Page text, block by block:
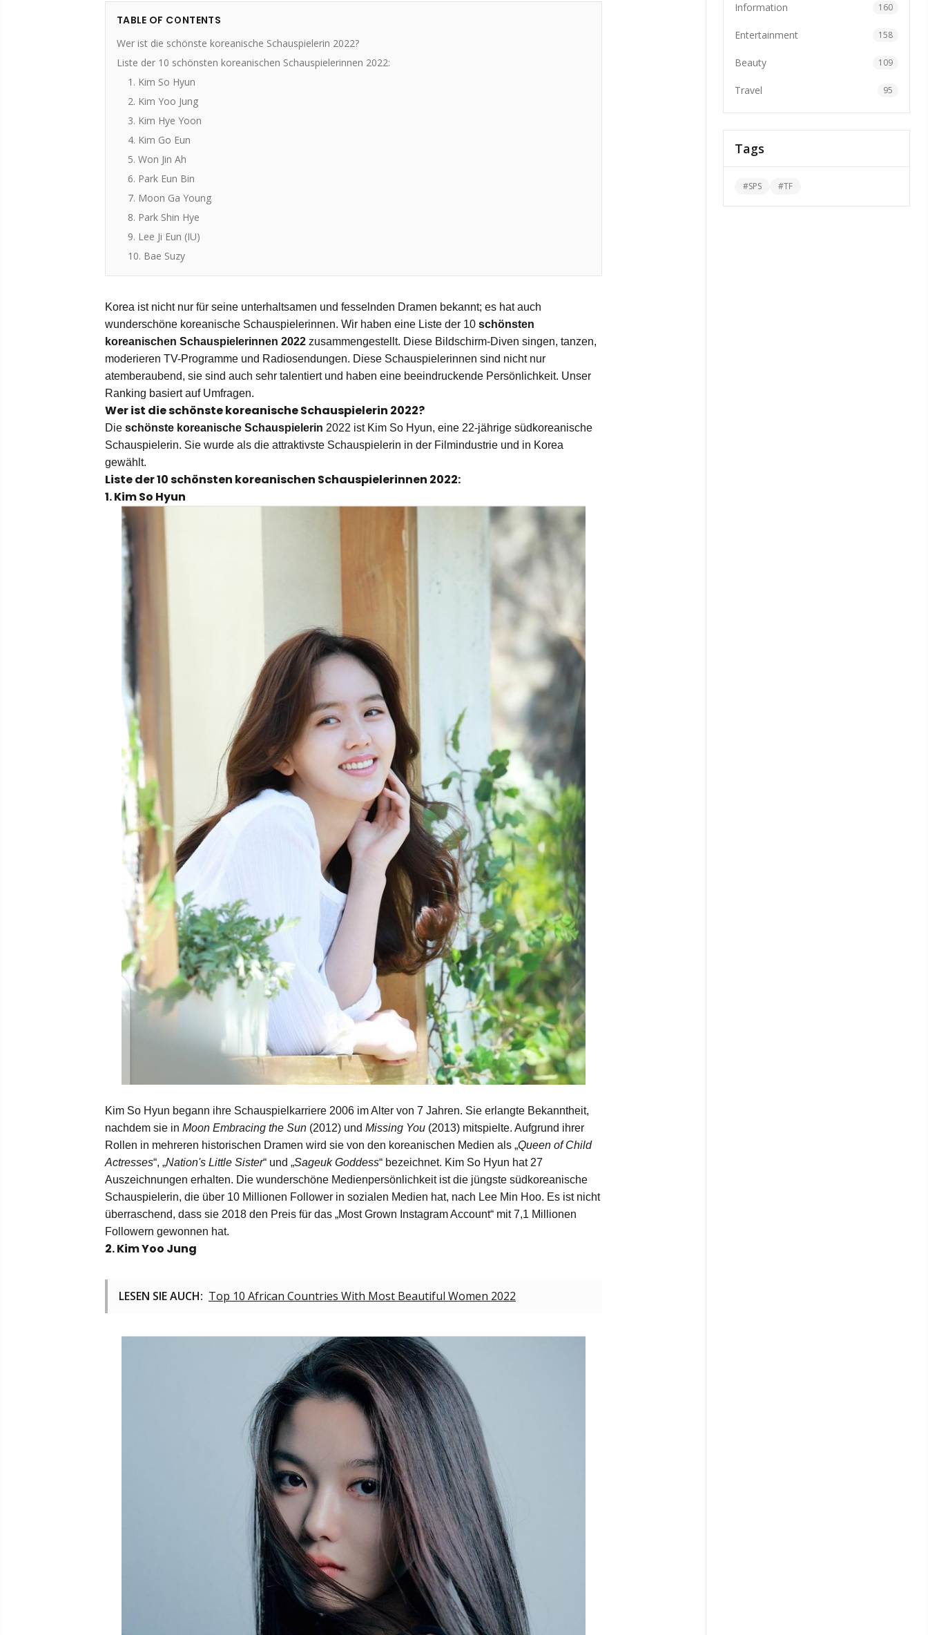
TABLE OF CONTENTS
Wer ist die schönste koreanische Schauspielerin 2022?
Liste der 10 schönsten koreanischen Schauspielerinnen 2022:
1. Kim So Hyun
2. Kim Yoo Jung
3. Kim Hye Yoon
4. Kim Go Eun
5. Won Jin Ah
6. Park Eun Bin
7. Moon Ga Young
8. Park Shin Hye
9. Lee Ji Eun (IU)
10. Bae Suzy
Korea ist nicht nur für seine unterhaltsamen und fesselnden Dramen bekannt; es hat auch
wunderschöne koreanische Schauspielerinnen. Wir haben eine Liste der 10 schönsten
koreanischen Schauspielerinnen 2022 zusammengestellt. Diese Bildschirm-Diven singen, tanzen,
moderieren TV-Programme und Radiosendungen. Diese Schauspielerinnen sind nicht nur
atemberaubend, sie sind auch sehr talentiert und haben eine beeindruckende Persönlichkeit. Unser
Ranking basiert auf Umfragen.
Wer ist die schönste koreanische Schauspielerin 2022?
Die schönste koreanische Schauspielerin 2022 ist Kim So Hyun, eine 22-jährige südkoreanische
Schauspielerin. Sie wurde als die attraktivste Schauspielerin in der Filmindustrie und in Korea
gewählt.
Liste der 10 schönsten koreanischen Schauspielerinnen 2022:
1. Kim So Hyun
Kim So Hyun begann ihre Schauspielkarriere 2006 im Alter von 7 Jahren. Sie erlangte Bekanntheit,
nachdem sie in Moon Embracing the Sun (2012) und Missing You (2013) mitspielte. Aufgrund ihrer
Rollen in mehreren historischen Dramen wird sie von den koreanischen Medien als „Queen of Child
Actresses“, „Nation's Little Sister“ und „Sageuk Goddess“ bezeichnet. Kim So Hyun hat 27
Auszeichnungen erhalten. Die wunderschöne Medienpersönlichkeit ist die jüngste südkoreanische
Schauspielerin, die über 10 Millionen Follower in sozialen Medien hat, nach Lee Min Hoo. Es ist nicht
überraschend, dass sie 2018 den Preis für das „Most Grown Instagram Account“ mit 7,1 Millionen
Followern gewonnen hat.
2. Kim Yoo Jung
LESEN SIE AUCH: Top 10 African Countries With Most Beautiful Women 2022
Information 160
Entertainment 158
Beauty 109
Travel 95
Tags
#SPS #TF